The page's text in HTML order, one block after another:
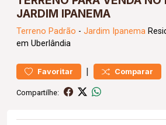
JARDIM IPANEMA
Terreno Padrão - Jardim Ipanema
em Uberlândia
Favoritar | Comparar
Compartilhe: